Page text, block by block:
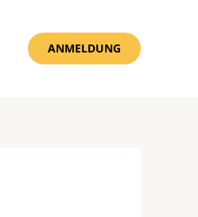
ANMELDUNG